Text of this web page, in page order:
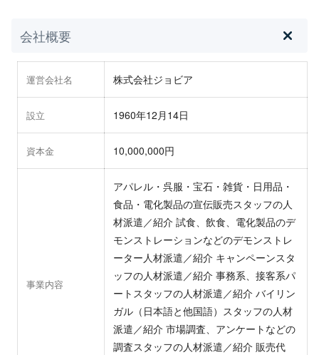
会社概要
運営会社名 株式会社ジョビア
設立 1960年12月14日
資本金 10,000,000円
事業内容
アパレル・呉服・宝石・雑貨・日用品・
食品・電化製品の宣伝販売スタッフの人
材派遣／紹介 試食、飲食、電化製品のデ
モンストレーションなどのデモンストレ
ーター人材派遣／紹介 キャンペーンスタ
ッフの人材派遣／紹介 事務系、接客系パ
ートスタッフの人材派遣／紹介 バイリン
ガル（日本語と他国語）スタッフの人材
派遣／紹介 市場調査、アンケートなどの
調査スタッフの人材派遣／紹介 販売代